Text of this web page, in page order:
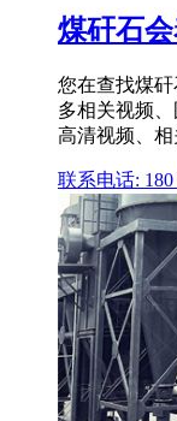
煤矸石
您在查找煤
多相关视频
高清视频、相
联系电话: 180